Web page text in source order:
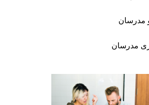
مدرسان
مدرسان